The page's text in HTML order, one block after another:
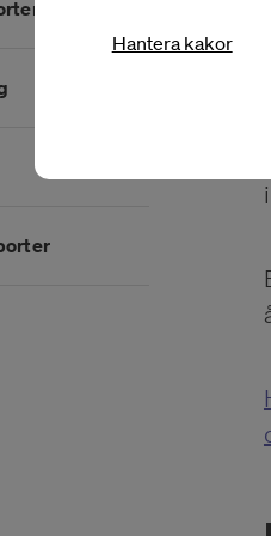
Hantera kakor